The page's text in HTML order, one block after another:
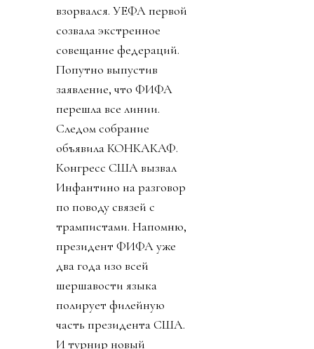
взорвался. УЕФА первой
созвала экстренное
совещание федераций.
Попутно выпустив
заявление, что ФИФА
перешла все линии.
Следом собрание
объявила КОНКАКАФ.
Конгресс США вызвал
Инфантино на разговор
по поводу связей с
трампистами. Напомню,
президент ФИФА уже
два года изо всей
шершавости языка
полирует филейную
часть президента США.
И турнир новый